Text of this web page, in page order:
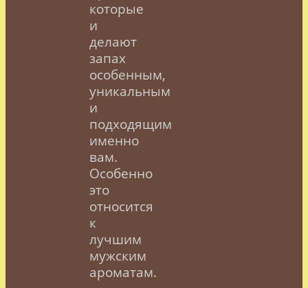
которые
и
делают
запах
особенным,
уникальным
и
подходящим
именно
вам.
Особенно
это
относится
к
лучшим
мужским
ароматам.